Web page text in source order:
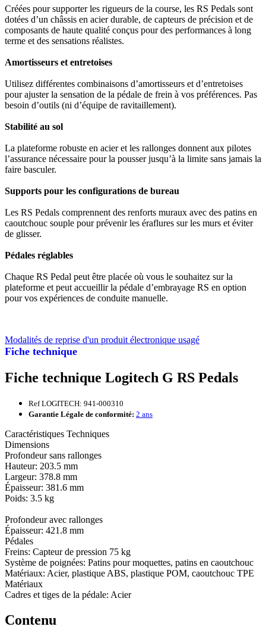
Fiche technique
Créées pour supporter les rigueurs de la course, les RS Pedals sont
dotées d’un châssis en acier durable, de capteurs de précision et de
composants de haute qualité conçus pour des performances à long
terme et des sensations réalistes.
Amortisseurs et entretoises
Utilisez différentes combinaisons d’amortisseurs et d’entretoises
pour ajuster la sensation de la pédale de frein à vos préférences. Pas
besoin d’outils (ni d’équipe de ravitaillement).
Stabilité au sol
La plateforme robuste en acier et les rallonges donnent aux pilotes
l’assurance nécessaire pour la pousser jusqu’à la limite sans jamais la
faire basculer.
Supports pour les configurations de bureau
Les RS Pedals comprennent des renforts muraux avec des patins en
caoutchouc souple pour prévenir les éraflures sur les murs et éviter
de glisser.
Pédales réglables
Chaque RS Pedal peut être placée où vous le souhaitez sur la
plateforme et peut accueillir la pédale d’embrayage RS en option
pour vos expériences de conduite manuelle.
Modalités de reprise d'un produit électronique usagé
Fiche technique Logitech G RS Pedals
Ref LOGITECH: 941-000310
Garantie Légale de conformité: 2 ans
Caractéristiques Techniques
Dimensions
Profondeur sans rallonges
Hauteur: 203.5 mm
Largeur: 378.8 mm
Épaisseur: 381.6 mm
Poids: 3.5 kg
Profondeur avec rallonges
Épaisseur: 421.8 mm
Pédales
Freins: Capteur de pression 75 kg
Système de poignées: Patins pour moquettes, patins en caoutchouc
Matériaux: Acier, plastique ABS, plastique POM, caoutchouc TPE
Matériaux
Cadres et tiges de la pédale: Acier
Contenu